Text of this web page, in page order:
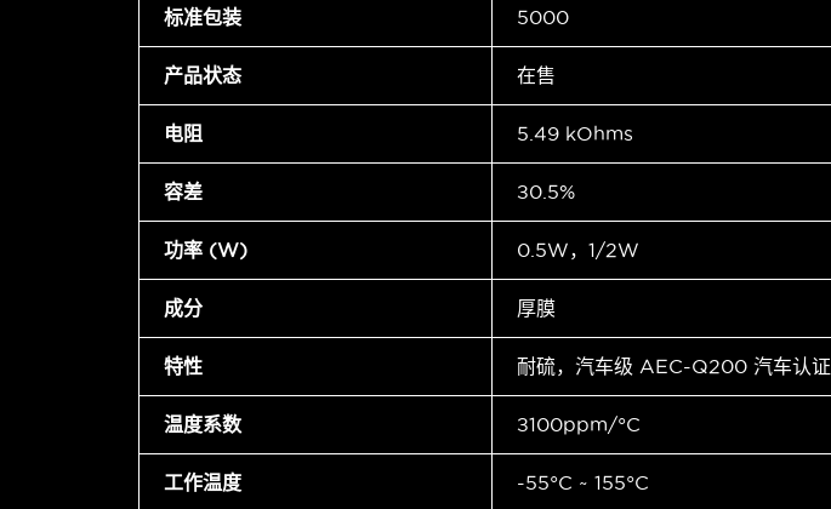
标准包装 5000
产品状态 在售
电阻 5.49 kOhms
容差 ±0.5%
功率 (W) 0.5W，1/2W
成分 厚膜
特性 耐硫，汽车级 AEC-Q200 汽车认证
温度系数 ±100ppm/°C
工作温度 -55°C ~ 155°C